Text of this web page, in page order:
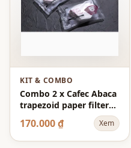
KIT & COMBO
Combo 2 x Cafec Abaca
trapezoid paper filter
100pcs/pack
170.000 ₫ Xem